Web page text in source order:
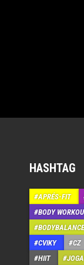
HASHTAG
APRÉS-FIT
BODY
BODYBALANCE
CVIKY
CZ
HIIT
JOGA